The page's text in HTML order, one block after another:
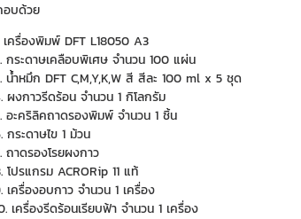
อบด้วย
เครื่องพิมพ์ DFT L18050 A3
กระดาษเคลือบพิเศษ จำนวน 100 แผ่น
น้ำหมึก DFT C,M,Y,K,W สี สีละ 100 ml x 5 ชุด
ผงกาวรีดร้อน จำนวน 1 กิโลกรัม
อะคริลิคถาดรองพิมพ์ จำนวน 1 ชิ้น
กระดาษไข 1 ม้วน
ถาดรองโรยผงกาว
โปรแกรม ACRORip 11 แท้
เครื่องอบกาว จำนวน 1 เครื่อง
เครื่องรีดร้อนเรียบฟ้า จำนวน 1 เครื่อง